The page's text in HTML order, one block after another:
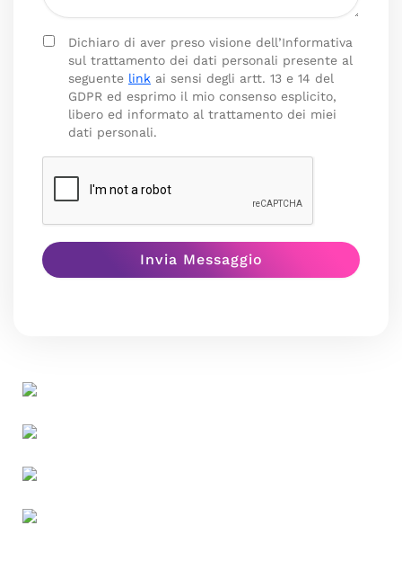
Dichiaro di aver preso visione dell’Informativa
sul trattamento dei dati personali presente al
seguente link ai sensi degli artt. 13 e 14 del
GDPR ed esprimo il mio consenso esplicito,
libero ed informato al trattamento dei miei
dati personali.